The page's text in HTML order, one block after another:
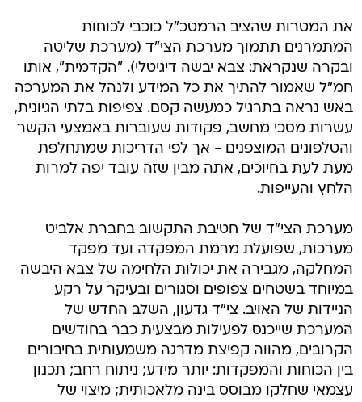
את המטרות שהציב הרמטכ"ל כוכבי לכוחות
המתמרנים תתמוך מערכת הצי"ד (מערכת שליטה
ובקרה שנקראת: צבא יבשה דיגיטלי). "הקדמית", אותו
חמ"ל שאמור להתיך את כל המידע ולנהל את המערכה
באש נראה בתרגיל כמעשה קסם. צפיפות בלתי הגיונית,
עשרות מסכי מחשב, פקודות שעוברות באמצעי הקשר
והטלפונים המוצפנים - אך לפי הדריכות שמתחלפת
מעת לעת בחיוכים, אתה מבין שזה עובד יפה למרות
הלחץ והעייפות.
מערכת הצי"ד של חטיבת התקשוב בחברת אלביט
מערכות, שפועלת מרמת המפקדה ועד מפקד
המחלקה, מגבירה את יכולות הלחימה של צבא היבשה
במיוחד בשטחים צפופים וסגורים ובעיקר על רקע
הניידות של האויב. צי"ד גדעון, השלב החדש של
המערכת שייכנס לפעילות מבצעית כבר בחודשים
הקרובים, מהווה קפיצת מדרגה משמעותית בחיבורים
בין הכוחות והמפקדות: יותר מידע; ניתוח רחב; תכנון
עצמאי שחלקו מבוסס בינה מלאכותית; מיצוי של